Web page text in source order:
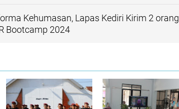
Kehumasan, Lapas Kediri Kirim 2 orang
Bootcamp 2024